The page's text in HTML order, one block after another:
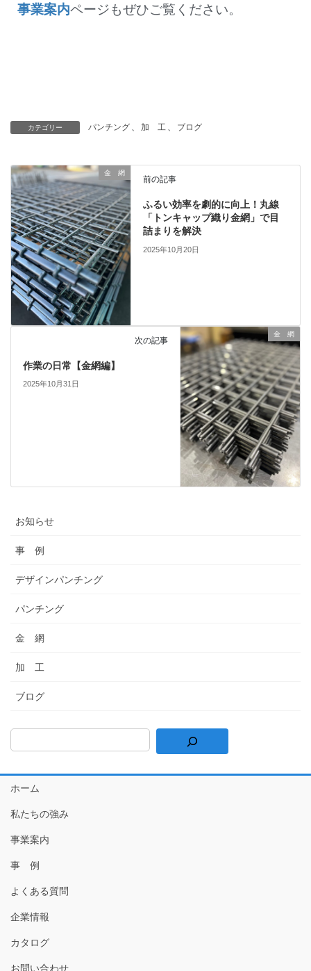
事業案内ページもぜひご覧ください。
カテゴリー パンチング 、 加 工 、 ブログ
金 網
前の記事
ふるい効率を劇的に向上！丸線
「トンキャップ織り金網」で目
詰まりを解決
2025年10月20日
金 網
次の記事
作業の日常【金網編】
2025年10月31日
お知らせ
事 例
デザインパンチング
パンチング
金 網
加 工
ブログ
ホーム
私たちの強み
事業案内
事 例
よくある質問
企業情報
カタログ
お問い合わせ